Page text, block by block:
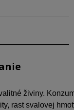
živiny.
rast svalovej